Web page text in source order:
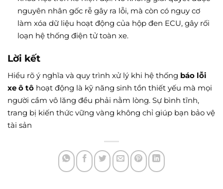
nguyên nhân gốc rễ gây ra lỗi, mà còn có nguy cơ
làm xóa dữ liệu hoạt động của hộp đen ECU, gây rối
loạn hệ thống điện tử toàn xe.
Lời kết
Hiểu rõ ý nghĩa và quy trình xử lý khi hệ thống báo lỗi
xe ô tô hoạt động là kỹ năng sinh tồn thiết yếu mà mọi
người cầm vô lăng đều phải nằm lòng. Sự bình tĩnh,
trang bị kiến thức vững vàng không chỉ giúp bạn bảo vệ
tài sản